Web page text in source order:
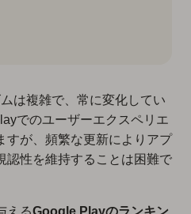
は複雑で、常に変化してい
でのユーザーエクスペリエ
すが、頻繁な更新によりアプ
認性を維持することは困難で